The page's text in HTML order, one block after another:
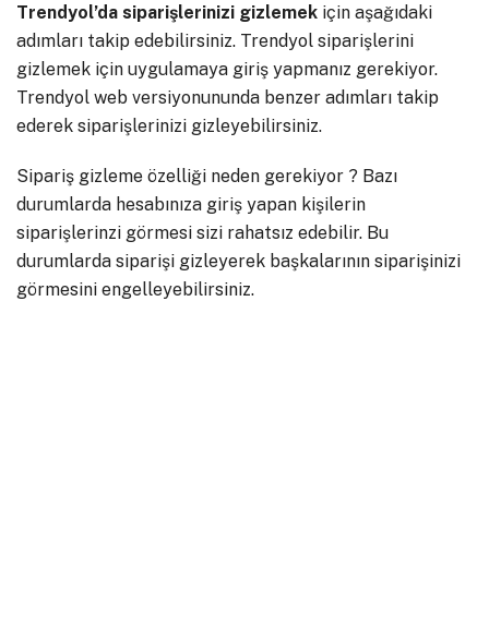
Trendyol’da siparişlerinizi gizlemek için aşağıdaki
adımları takip edebilirsiniz. Trendyol siparişlerini
gizlemek için uygulamaya giriş yapmanız gerekiyor.
Trendyol web versiyonununda benzer adımları takip
ederek siparişlerinizi gizleyebilirsiniz.
Sipariş gizleme özelliği neden gerekiyor ? Bazı
durumlarda hesabınıza giriş yapan kişilerin
siparişlerinzi görmesi sizi rahatsız edebilir. Bu
durumlarda siparişi gizleyerek başkalarının siparişinizi
görmesini engelleyebilirsiniz.